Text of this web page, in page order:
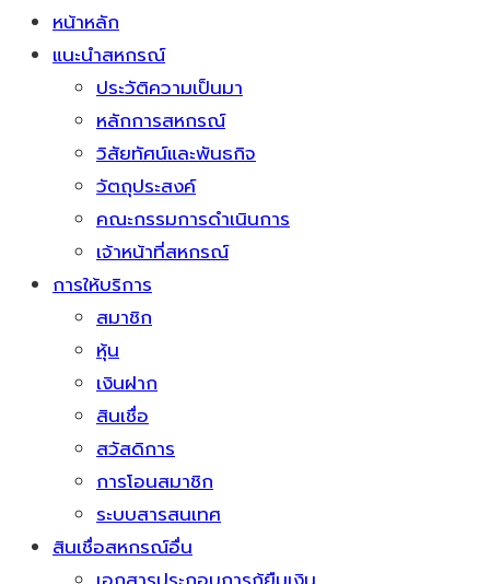
หน้าหลัก
แนะนำสหกรณ์
ประวัติความเป็นมา
หลักการสหกรณ์
วิสัยทัศน์และพันธกิจ
วัตถุประสงค์
คณะกรรมการดำเนินการ
เจ้าหน้าที่สหกรณ์
การให้บริการ
สมาชิก
หุ้น
เงินฝาก
สินเชื่อ
สวัสดิการ
การโอนสมาชิก
ระบบสารสนเทศ
สินเชื่อสหกรณ์อื่น